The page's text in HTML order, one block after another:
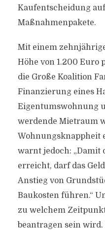
Kaufentscheidung
Maßnahmenpakete.
Mit einem
Höhe von 1.200
die Große Koalition
Finanzierung eines
Eigentumswohnung
werdende Mietraum
Wohnungsknappheit
warnt jedoch:
erreicht, darf das
Anstieg von
Baukosten führen.“
zu welchem
beantragen sein